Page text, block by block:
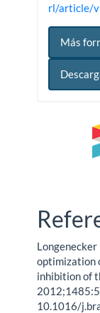
rl/article/
Más
Longenecker
optimization
inhibition of
10.1016/